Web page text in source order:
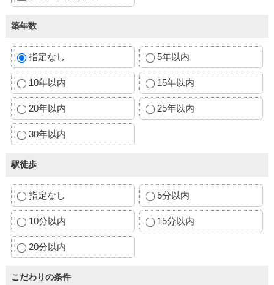
築年数
指定なし 5年以内
10年以内 15年以内
20年以内 25年以内
30年以内
駅徒歩
指定なし 5分以内
10分以内 15分以内
20分以内
こだわりの条件